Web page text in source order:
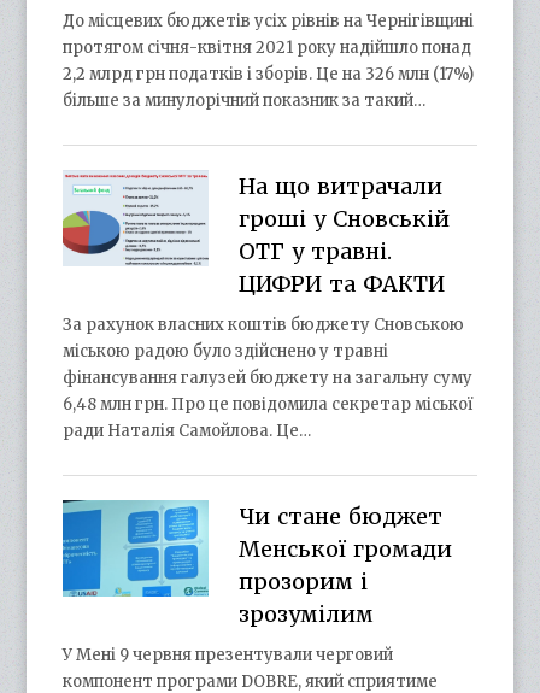
До місцевих бюджетів усіх рівнів на Чернігівщині
протягом січня-квітня 2021 року надійшло понад
2,2 млрд грн податків і зборів. Це на 326 млн (17%)
більше за минулорічний показник за такий…
На що витрачали
гроші у Сновській
ОТГ у травні.
ЦИФРИ та ФАКТИ
За рахунок власних коштів бюджету Сновською
міською радою було здійснено у травні
фінансування галузей бюджету на загальну суму
6,48 млн грн. Про це повідомила секретар міської
ради Наталія Самойлова. Це…
Чи стане бюджет
Менської громади
прозорим і
зрозумілим
У Мені 9 червня презентували черговий
компонент програми DOBRE, який сприятиме